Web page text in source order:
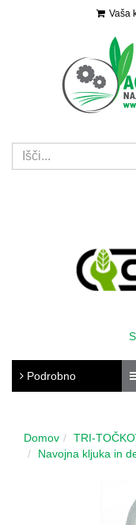
Vaša
Podrobno
Domov TRI-
Navojna kljuka in